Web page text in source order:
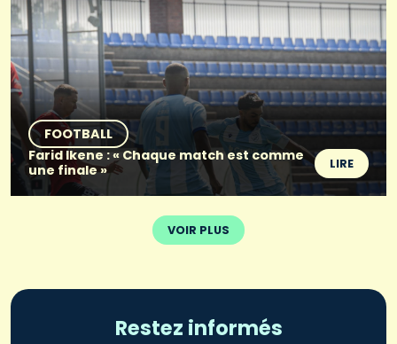
FOOTBALL
Farid Ikene : « Chaque match est comme
une finale »
LIRE
VOIR PLUS
Restez informés